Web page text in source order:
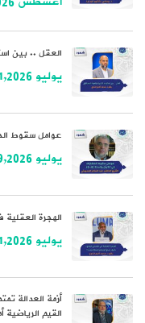
العقل .. بين
يوليو 31,2026
عوامل سقوط
يوليو 29,2026
الهجرة
يوليو 21,2026
أزمة العدالة
القيم الرياضية